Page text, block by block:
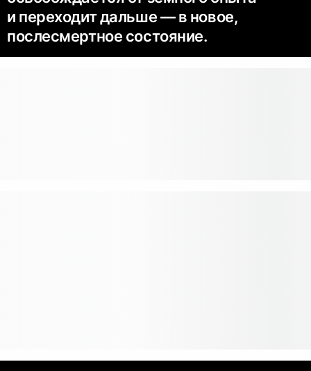
и переходит дальше — в новое,
послесмертное состояние.